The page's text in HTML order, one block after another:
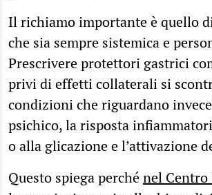
Il richiamo importante è quello
che sia sempre sistemica e
Prescrivere protettori gastrici
privi di effetti collaterali si
condizioni che riguardano
psichico, la risposta
o alla glicazione e l’attivazione
Questo spiega perchénel Centro